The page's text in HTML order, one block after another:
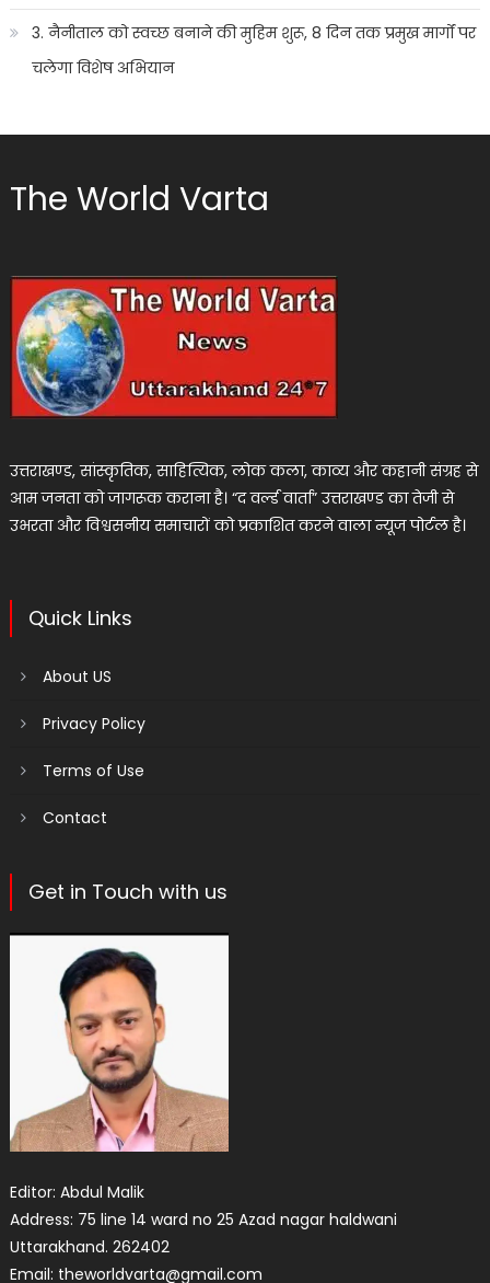
3. नैनीताल को स्वच्छ बनाने की मुहिम शुरू, 8 दिन तक प्रमुख मार्गों पर
चलेगा विशेष अभियान
The World Varta
उत्तराखण्ड, सांस्कृतिक, साहित्यिक, लोक कला, काव्य और कहानी संग्रह से
आम जनता को जागरूक कराना है। “द वर्ल्ड वार्ता” उत्तराखण्ड का तेजी से
उभरता और विश्वसनीय समाचारों को प्रकाशित करने वाला न्यूज पोर्टल है।
Quick Links
About US
Privacy Policy
Terms of Use
Contact
Get in Touch with us
Editor: Abdul Malik
Address: 75 line 14 ward no 25 Azad nagar haldwani
Uttarakhand. 262402
Email: theworldvarta@gmail.com